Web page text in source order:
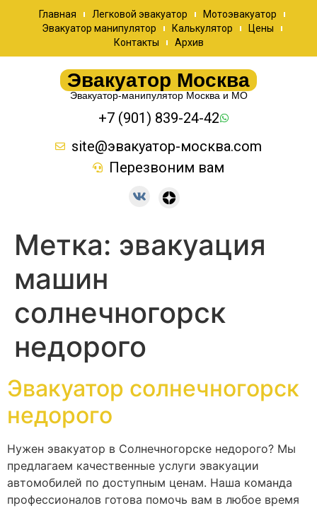
Главная Легковой эвакуатор
Мотоэвакуатор
Эвакуатор манипулятор
Калькулятор
Цены
Контакты
Архив
Эвакуатор Москва
Эвакуатор-манипулятор Москва и МО
+7 (901) 839-24-42
site@эвакуатор-москва.com
Перезвоним вам
Метка: эвакуация
машин
солнечногорск
недорого
Эвакуатор солнечногорск
недорого
Нужен эвакуатор в Солнечногорске недорого? Мы
предлагаем качественные услуги эвакуации
автомобилей по доступным ценам. Наша команда
профессионалов готова помочь вам в любое время